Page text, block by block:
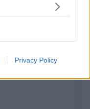
Privacy Policy